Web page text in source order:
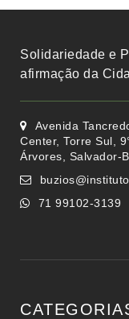
Solidariedade e
afirmação da
Avenida
Center, Torre Sul,
Árvores, Salvador-
71 99102-3139